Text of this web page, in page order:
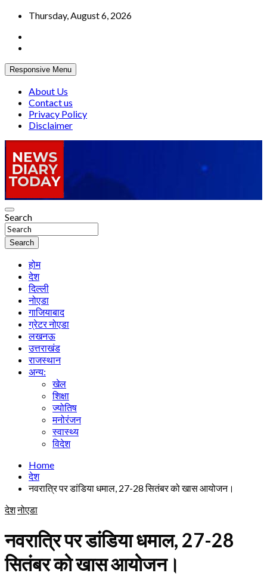
Skip
content
Thursday, August 6, 2026
Responsive Menu
About Us
Contact us
Privacy Policy
Disclaimer
News Diary Today
Truth be told
Search
Search
होम
देश
दिल्ली
नोएडा
गाजियाबाद
ग्रेटर नोएडा
लखनऊ
उत्तराखंड
राजस्थान
अन्य:
खेल
शिक्षा
ज्योतिष
मनोरंजन
स्वास्थ्य
विदेश
Home
देश
नवरात्रि पर डांडिया धमाल, 27-28 सितंबर को खास आयोजन।
देशनोएडा
नवरात्रि पर डांडिया धमाल, 27-28
सितंबर को खास आयोजन।